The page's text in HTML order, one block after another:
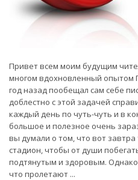
Привет всем моим будущим
многом вдохновленный опытом
год назад пообещал сам себе
доблестно с этой задачей
каждый день по чуть-чуть и в
большое и полезное очень
вы думали о том, что вот
стадион, чтобы от души
подтянутым и здоровым.
что пролетают ...